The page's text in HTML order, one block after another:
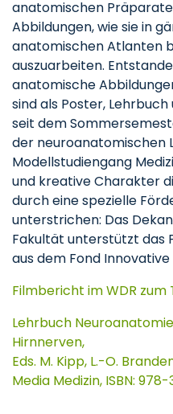
anatomischen
Abbildungen, wie sie in
anatomischen Atlanten
auszuarbeiten.
anatomische
sind als Poster,
seit dem
der neuroanatomischen
Modellstudiengang
und kreative Charakter
durch eine spezielle
unterstrichen: Das
Fakultät unterstützt das
aus dem Fond
Filmbericht im WDR
Lehrbuch
Hirnnerven,
Eds. M. Kipp, L.-O.
Media Medizin, ISBN: